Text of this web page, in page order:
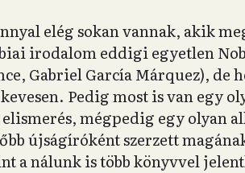
elég sokan vannak, akik
irodalom eddigi egyetlen
Gabriel García Márquez), de
Pedig most is van egy
mégpedig egy olyan
újságíróként szerzett
a nálunk is több könyvvel